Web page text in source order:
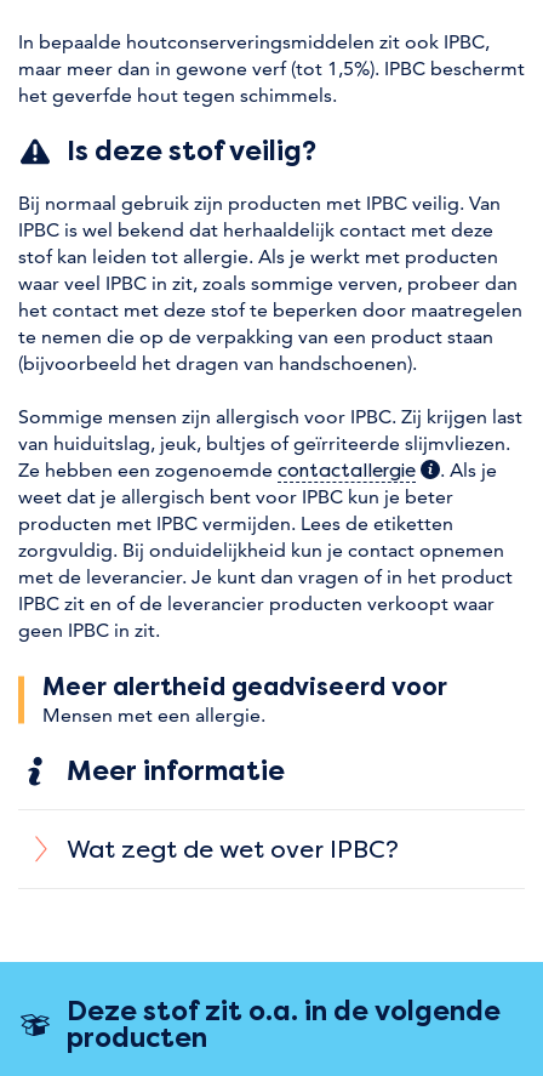
In bepaalde houtconserveringsmiddelen zit ook IPBC,
maar meer dan in gewone verf (tot 1,5%). IPBC beschermt
het geverfde hout tegen schimmels.
Is deze stof veilig?
Bij normaal gebruik zijn producten met IPBC veilig. Van
IPBC is wel bekend dat herhaaldelijk contact met deze
stof kan leiden tot allergie. Als je werkt met producten
waar veel IPBC in zit, zoals sommige verven, probeer dan
het contact met deze stof te beperken door maatregelen
te nemen die op de verpakking van een product staan
(bijvoorbeeld het dragen van handschoenen).
Sommige mensen zijn allergisch voor IPBC. Zij krijgen last
van huiduitslag, jeuk, bultjes of geïrriteerde slijmvliezen.
Ze hebben een zogenoemde contactallergie (extra
. Als je
weet dat je allergisch bent voor IPBC kun je beter
producten met IPBC vermijden. Lees de etiketten
zorgvuldig. Bij onduidelijkheid kun je contact opnemen
met de leverancier. Je kunt dan vragen of in het product
IPBC zit en of de leverancier producten verkoopt waar
geen IPBC in zit.
Meer alertheid geadviseerd voor
Mensen met een allergie.
Meer informatie
Wat zegt de wet over IPBC?
Deze stof zit o.a. in de volgende
producten